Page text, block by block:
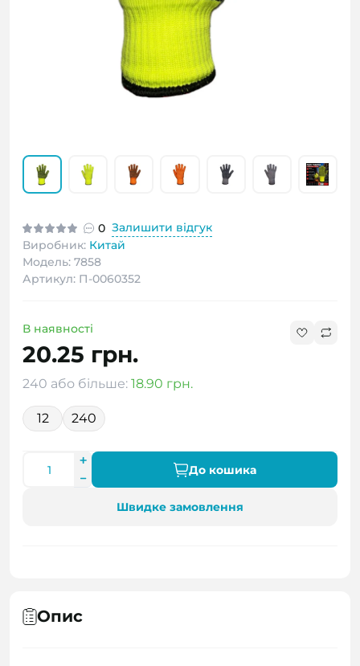
0 Залишити відгук
Виробник: Китай
Модель: 7858
Артикул: П-0060352
В наявності
20.25 грн.
240 або більше: 18.90 грн.
12 240
До кошика
Швидке замовлення
Опис